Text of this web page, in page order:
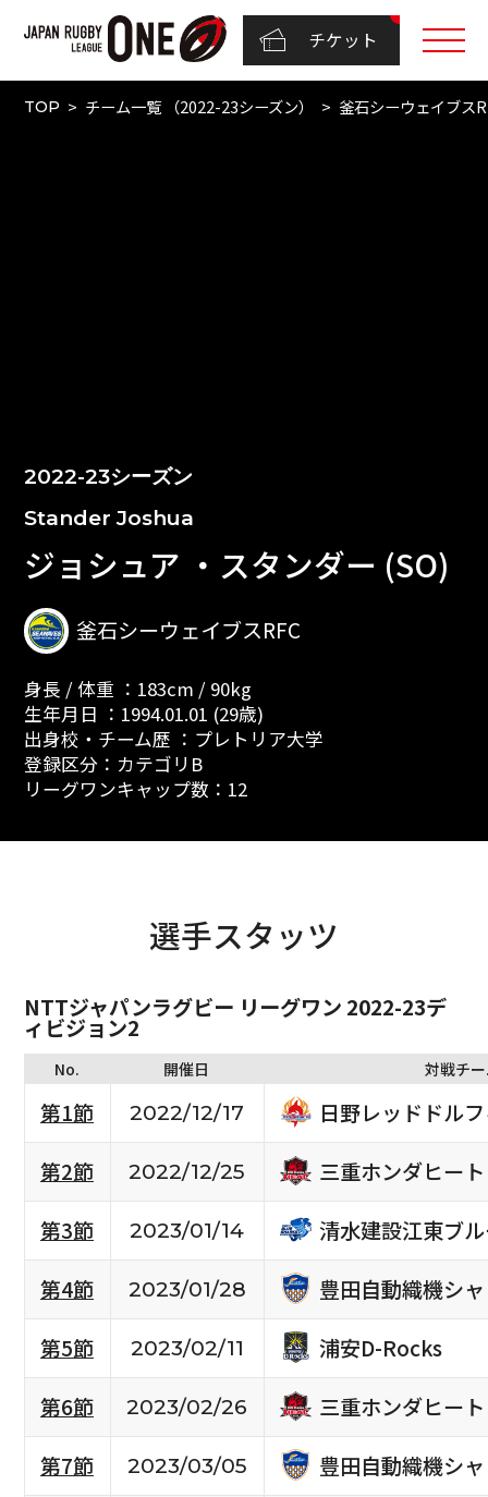
チケット
TOP チーム一覧 （2022-23シーズン） 釜石シーウェイブス
2022-23シーズン
Stander Joshua
ジョシュア ・スタンダー (SO)
釜石シーウェイブスRFC
身長 / 体重 ：183cm / 90kg
生年月日 ：1994.01.01 (29歳)
出身校・チーム歴 ：プレトリア大学
登録区分：カテゴリB
リーグワンキャップ数：12
選手スタッツ
NTTジャパンラグビー リーグワン 2022-23デ
ィビジョン2
No. 開催日 対戦チ
第1節 2022/12/17
日野レッドドル
第2節
2022/12/25
三重ホンダヒート
第3節
2023/01/14
清水建設江東ブ
第4節
2023/01/28
豊田自動織機シ
第5節
2023/02/11
浦安D-Rocks
第6節
2023/02/26
三重ホンダヒート
第7節
2023/03/05
豊田自動織機シ